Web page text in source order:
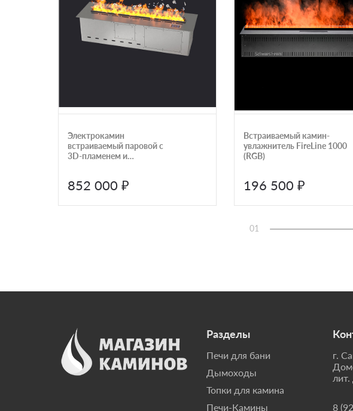
Электрокамин
встраиваемый паровой с
3D-пламенем и
852 000 ₽
Встраиваемый камин-
увлажнитель FireLine 1000
(RGB)
196 500 ₽
01
Разделы
Печи для бани
Дымоходы
Топки для камина
Печи-Камины
г.
8